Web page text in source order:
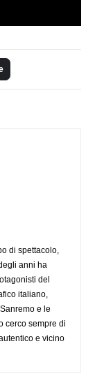
di spettacolo,
anni ha
del
italiano,
e le
cerco sempre di
e vicino